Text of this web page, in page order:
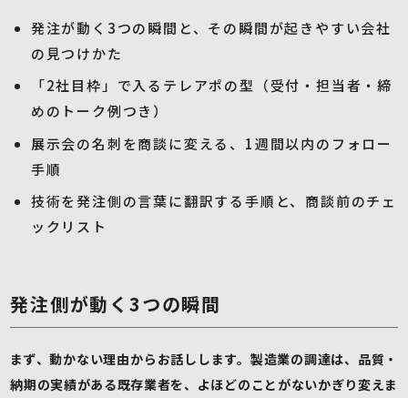
発注が動く3つの瞬間と、その瞬間が起きやすい会社
の見つけかた
「2社目枠」で入るテレアポの型（受付・担当者・締
めのトーク例つき）
展示会の名刺を商談に変える、1週間以内のフォロー
手順
技術を発注側の言葉に翻訳する手順と、商談前のチェ
ックリスト
発注側が動く3つの瞬間
まず、動かない理由からお話しします。製造業の調達は、品質・
納期の実績がある既存業者を、よほどのことがないかぎり変えま